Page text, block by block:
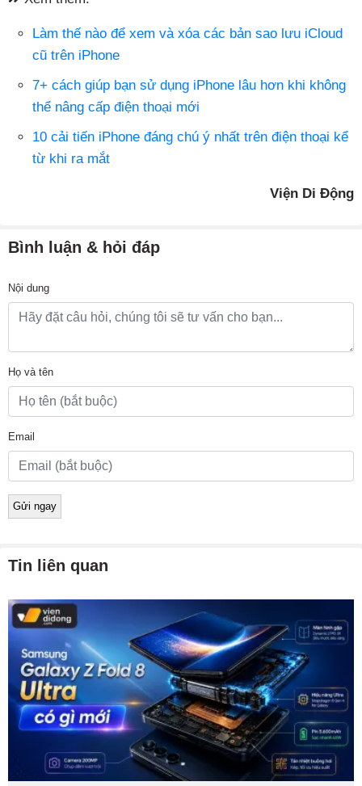
Làm thế nào để xem và xóa các bản sao lưu iCloud
cũ trên iPhone
7+ cách giúp bạn sử dụng iPhone lâu hơn khi không
thể nâng cấp điện thoại mới
10 cải tiến iPhone đáng chú ý nhất trên điện thoại kể
từ khi ra mắt
Viện Di Động
Bình luận & hỏi đáp
Nội dung
Họ và tên
Email
Tin liên quan